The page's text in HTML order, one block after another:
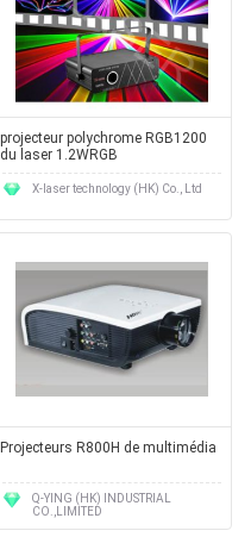
projecteur polychrome RGB1200
du laser 1.2WRGB
X-laser technology (HK) Co., Ltd
Projecteurs R800H de multimédia
Q-YING (HK) INDUSTRIAL
CO.,LIMITED